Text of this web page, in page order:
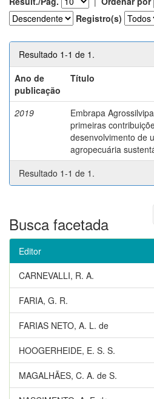
Registro(s)
Resultado 1-1 de 1.
Ano de
publicação
Título
2019
Embrapa
primeiras
desenvolvimento de
agropecuária
Resultado 1-1 de 1.
Busca facetada
Editor
CARNEVALLI, R. A.
FARIA, G. R.
FARIAS NETO, A. L. de
HOOGERHEIDE, E. S. S.
MAGALHÃES, C. A. de S.